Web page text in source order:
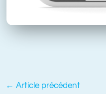
← Article précédent